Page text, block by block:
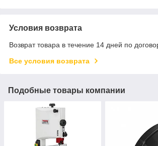
Условия возврата
Возврат товара в течение 14 дней по
Все условия возврата
Подобные товары компании